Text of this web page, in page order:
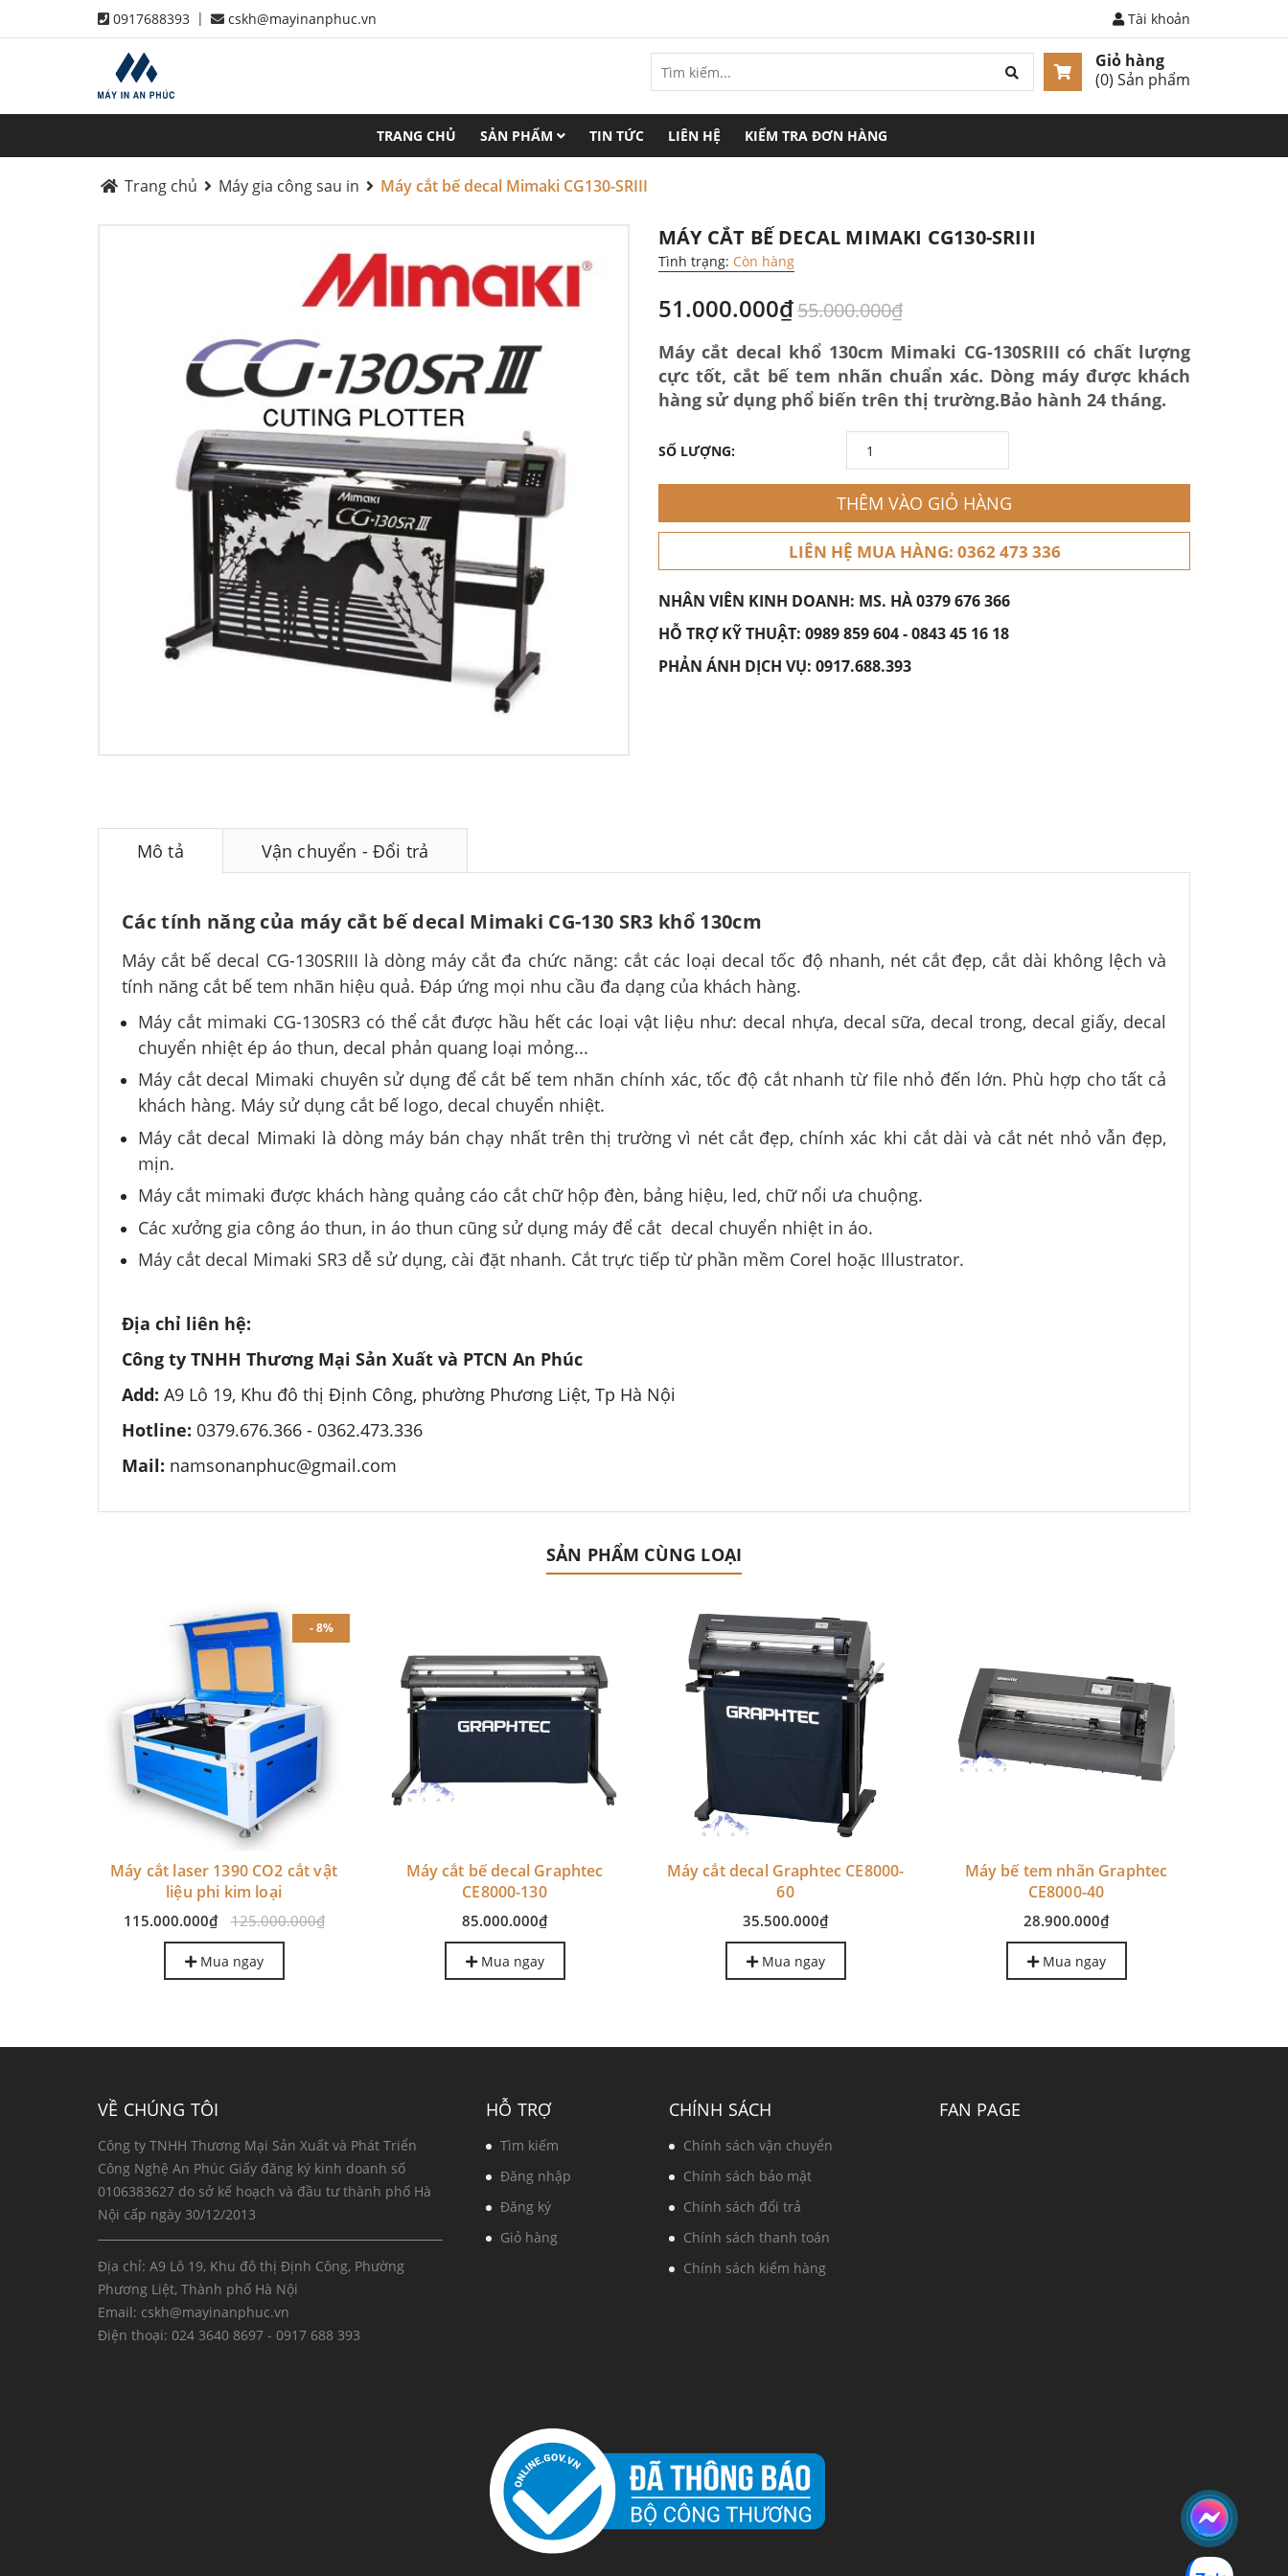
0917688393 | cskh@mayinanphuc.vn Tài khoản
Giỏ hàng
(0) Sản phẩm
TRANG CHỦ SẢN PHẨM TIN TỨC LIÊN HỆ KIỂM TRA ĐƠN HÀNG
Trang chủ Máy gia công sau in Máy cắt bế decal Mimaki CG130-SRIII
MÁY CẮT BẾ DECAL MIMAKI CG130-SRIII
Tình trạng: Còn hàng
51.000.000₫55.000.000₫
Máy cắt decal khổ 130cm Mimaki CG-130SRIII có chất lượng
cực tốt, cắt bế tem nhãn chuẩn xác. Dòng máy được khách
hàng sử dụng phổ biến trên thị trường.Bảo hành 24 tháng.
SỐ LƯỢNG:
THÊM VÀO GIỎ HÀNG
LIÊN HỆ MUA HÀNG: 0362 473 336
NHÂN VIÊN KINH DOANH: MS. HÀ0379 676 366
HỖ TRỢ KỸ THUẬT: 0989 859 604-0843 45 16 18
PHẢN ÁNH DỊCH VỤ: 0917.688.393
Mô tả Vận chuyển - Đổi trả
Các tính năng của máy cắt bế decal Mimaki CG-130 SR3 khổ 130cm
Máy cắt bế decal CG-130SRIII là dòng máy cắt đa chức năng: cắt các loại decal tốc độ nhanh, nét cắt đẹp, cắt dài không lệch và
tính năng cắt bế tem nhãn hiệu quả. Đáp ứng mọi nhu cầu đa dạng của khách hàng.
Máy cắt mimaki CG-130SR3 có thể cắt được hầu hết các loại vật liệu như: decal nhựa, decal sữa, decal trong, decal giấy, decal
chuyển nhiệt ép áo thun, decal phản quang loại mỏng...
Máy cắt decal Mimaki chuyên sử dụng để cắt bế tem nhãn chính xác, tốc độ cắt nhanh từ file nhỏ đến lớn. Phù hợp cho tất cả
khách hàng. Máy sử dụng cắt bế logo, decal chuyển nhiệt.
Máy cắt decal Mimaki là dòng máy bán chạy nhất trên thị trường vì nét cắt đẹp, chính xác khi cắt dài và cắt nét nhỏ vẫn đẹp,
mịn.
Máy cắt mimaki được khách hàng quảng cáo cắt chữ hộp đèn, bảng hiệu, led, chữ nổi ưa chuộng.
Các xưởng gia công áo thun, in áo thun cũng sử dụng máy để cắt decal chuyển nhiệt in áo.
Máy cắt decal Mimaki SR3 dễ sử dụng, cài đặt nhanh. Cắt trực tiếp từ phần mềm Corel hoặc Illustrator.
Địa chỉ liên hệ:
Công ty TNHH Thương Mại Sản Xuất và PTCN An Phúc
Add: A9 Lô 19, Khu đô thị Định Công, phường Phương Liệt, Tp Hà Nội
Hotline: 0379.676.366 - 0362.473.336
Mail: namsonanphuc@gmail.com
SẢN PHẨM CÙNG LOẠI
- 8%
Máy cắt laser 1390 CO2 cắt vật
liệu phi kim loại
115.000.000₫ 125.000.000₫
Mua ngay
Máy cắt bế decal Graphtec
CE8000-130
85.000.000₫
Mua ngay
Máy cắt decal Graphtec CE8000-
60
35.500.000₫
Mua ngay
Máy bế tem nhãn Graphtec
CE8000-40
28.900.000₫
Mua ngay
VỀ CHÚNG TÔI
Công ty TNHH Thương Mại Sản Xuất và Phát Triển
Công Nghệ An Phúc Giấy đăng ký kinh doanh số
0106383627 do sở kế hoạch và đầu tư thành phố Hà
Nội cấp ngày 30/12/2013
Địa chỉ: A9 Lô 19, Khu đô thị Định Công, Phường
Phương Liệt, Thành phố Hà Nội
Email: cskh@mayinanphuc.vn
Điện thoại: 024 3640 8697 - 0917 688 393
HỖ TRỢ
Tìm kiếm
Đăng nhập
Đăng ký
Giỏ hàng
CHÍNH SÁCH
Chính sách vận chuyển
Chính sách bảo mật
Chính sách đổi trả
Chính sách thanh toán
Chính sách kiểm hàng
FAN PAGE